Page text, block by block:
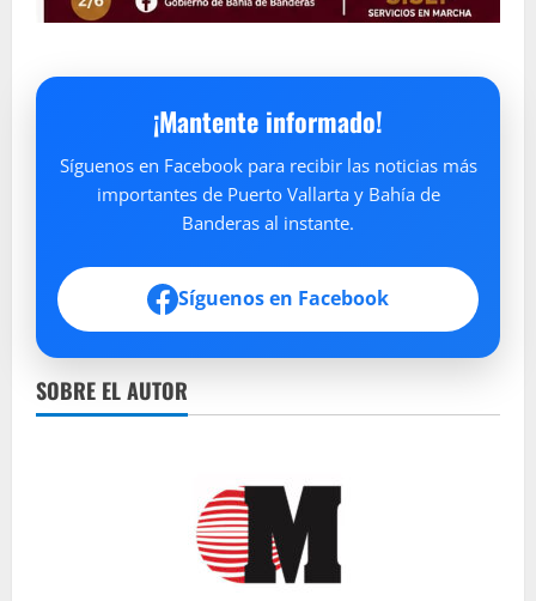
¡Mantente informado!
Síguenos en Facebook para recibir las noticias más
importantes de Puerto Vallarta y Bahía de
Banderas al instante.
Síguenos en Facebook
SOBRE EL AUTOR